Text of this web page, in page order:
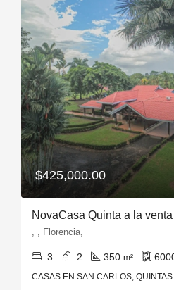
$425,000.00
, , Florencia,
3 2 350 m²
CASAS EN SAN CARLOS,